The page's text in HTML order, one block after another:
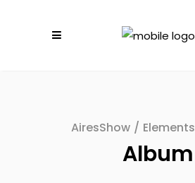
AiresShow / Elements
Album